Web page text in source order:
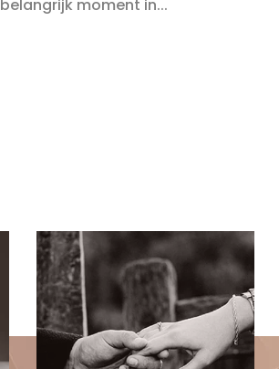
belangrijk moment in...